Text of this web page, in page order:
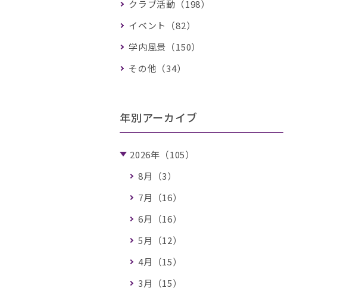
クラブ活動（198）
イベント（82）
学内風景（150）
その他（34）
年別アーカイブ
2026年（105）
8月（3）
7月（16）
6月（16）
5月（12）
4月（15）
3月（15）